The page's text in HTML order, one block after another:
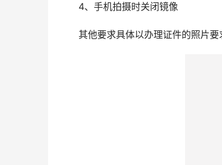
4、手机拍摄时关闭镜像
其他要求具体以办理证件的照片要